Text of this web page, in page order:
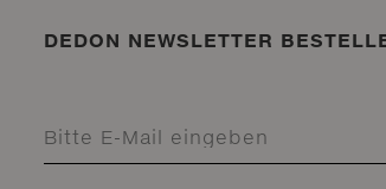
DEDON NEWSLETTER